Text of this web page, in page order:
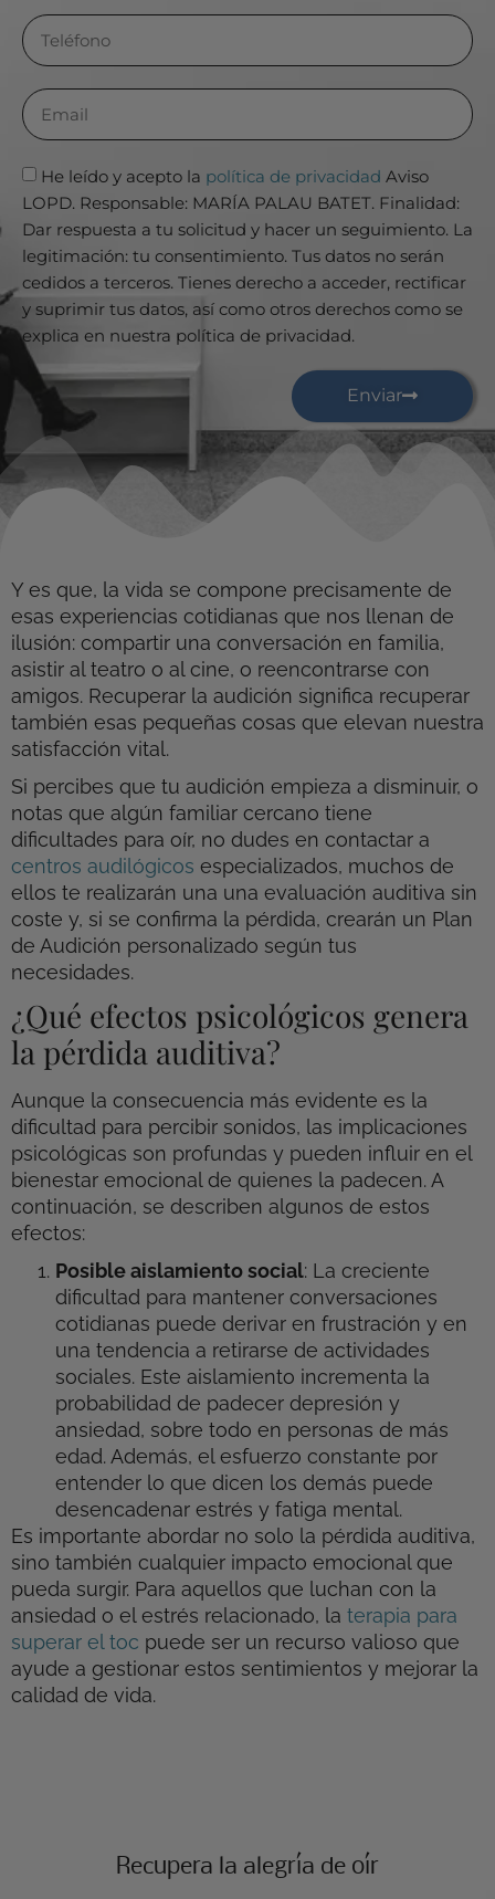
He leído y acepto la política de privacidad Aviso
LOPD. Responsable: MARÍA PALAU BATET. Finalidad:
Dar respuesta a tu solicitud y hacer un seguimiento. La
legitimación: tu consentimiento. Tus datos no serán
cedidos a terceros. Tienes derecho a acceder, rectificar
y suprimir tus datos, así como otros derechos como se
explica en nuestra política de privacidad.
Enviar
Y es que, la vida se compone precisamente de
esas experiencias cotidianas que nos llenan de
ilusión: compartir una conversación en familia,
asistir al teatro o al cine, o reencontrarse con
amigos. Recuperar la audición significa recuperar
también esas pequeñas cosas que elevan nuestra
satisfacción vital.
Si percibes que tu audición empieza a disminuir, o
notas que algún familiar cercano tiene
dificultades para oír, no dudes en contactar a
centros audilógicos especializados, muchos de
ellos te realizarán una una evaluación auditiva sin
coste y, si se confirma la pérdida, crearán un Plan
de Audición personalizado según tus
necesidades.
¿Qué efectos psicológicos genera
la pérdida auditiva?
Aunque la consecuencia más evidente es la
dificultad para percibir sonidos, las implicaciones
psicológicas son profundas y pueden influir en el
bienestar emocional de quienes la padecen. A
continuación, se describen algunos de estos
efectos:
Posible aislamiento social: La creciente
dificultad para mantener conversaciones
cotidianas puede derivar en frustración y en
una tendencia a retirarse de actividades
sociales. Este aislamiento incrementa la
probabilidad de padecer depresión y
ansiedad, sobre todo en personas de más
edad. Además, el esfuerzo constante por
entender lo que dicen los demás puede
desencadenar estrés y fatiga mental.
Es importante abordar no solo la pérdida auditiva,
sino también cualquier impacto emocional que
pueda surgir. Para aquellos que luchan con la
ansiedad o el estrés relacionado, la terapia para
superar el toc puede ser un recurso valioso que
ayude a gestionar estos sentimientos y mejorar la
calidad de vida.
Recupera la alegría de oír​